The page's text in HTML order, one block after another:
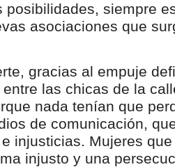
posibilidades, siempre
asociaciones que
gracias al empuje
las chicas de la
nada tenían que
de comunicación,
injusticias. Mujeres
injusto y una